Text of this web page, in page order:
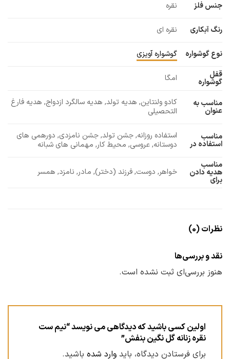
جنس فلز نقره
رنگ آبکاری نقره ای
نوع گوشواره
گوشواره آویزی
قفل
گوشواره امگا
مناسب به
عنوان
کادو ولنتاین, هدیه تولد, هدیه سالگرد ازدواج, هدیه فارغ
التحصیلی
مناسب
استفاده در
استفاده روزانه, جشن تولد, جشن نامزدی, دورهمی های
دوستانه, عروسی, محیط کار, مهمانی های شبانه
مناسب
هدیه دادن
برای
خواهر, دوست, فرزند (دختر), مادر, نامزد, همسر
نظرات (0)
نقد و بررسی‌ها
هنوز بررسی‌ای ثبت نشده است.
اولین کسی باشید که دیدگاهی می نویسد “نیم ست
نقره زنانه گل نگین بنفش”
برای فرستادن دیدگاه، باید وارد شده باشید.